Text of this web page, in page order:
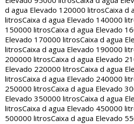
d agua Elevado 120000 litrosCaixa d
litrosCaixa d agua Elevado 140000
150000 litrosCaixa d agua Elevado
Elevado 170000 litrosCaixa d agua
litrosCaixa d agua Elevado 190000
200000 litrosCaixa d agua Elevado
Elevado 220000 litrosCaixa d agua
litrosCaixa d agua Elevado 240000
250000 litrosCaixa d agua Elevado
Elevado 350000 litrosCaixa d agua
litrosCaixa d agua Elevado 450000
500000 litrosCaixa d agua Elevado